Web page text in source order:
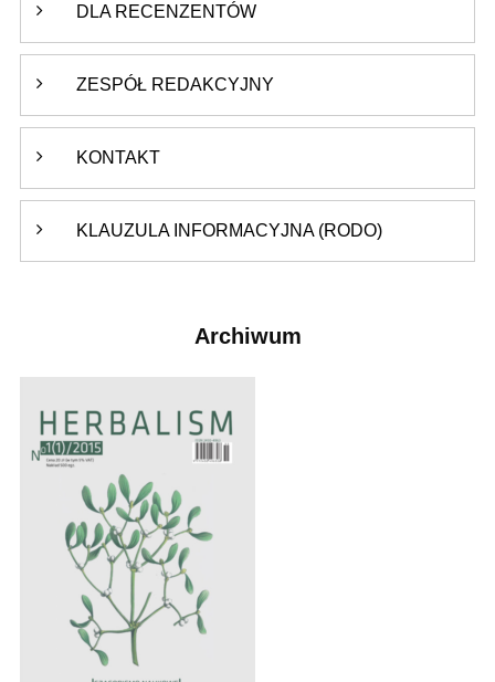
DLA RECENZENTÓW
ZESPÓŁ REDAKCYJNY
KONTAKT
KLAUZULA INFORMACYJNA (RODO)
Archiwum